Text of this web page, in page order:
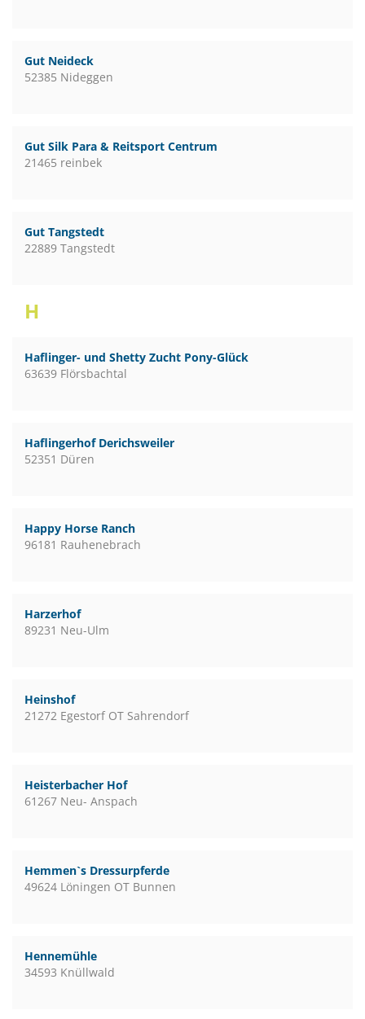
Gut Neideck
52385 Nideggen
Gut Silk Para & Reitsport Centrum
21465 reinbek
Gut Tangstedt
22889 Tangstedt
H
Haflinger- und Shetty Zucht Pony-Glück
63639 Flörsbachtal
Haflingerhof Derichsweiler
52351 Düren
Happy Horse Ranch
96181 Rauhenebrach
Harzerhof
89231 Neu-Ulm
Heinshof
21272 Egestorf OT Sahrendorf
Heisterbacher Hof
61267 Neu- Anspach
Hemmen`s Dressurpferde
49624 Löningen OT Bunnen
Hennemühle
34593 Knüllwald